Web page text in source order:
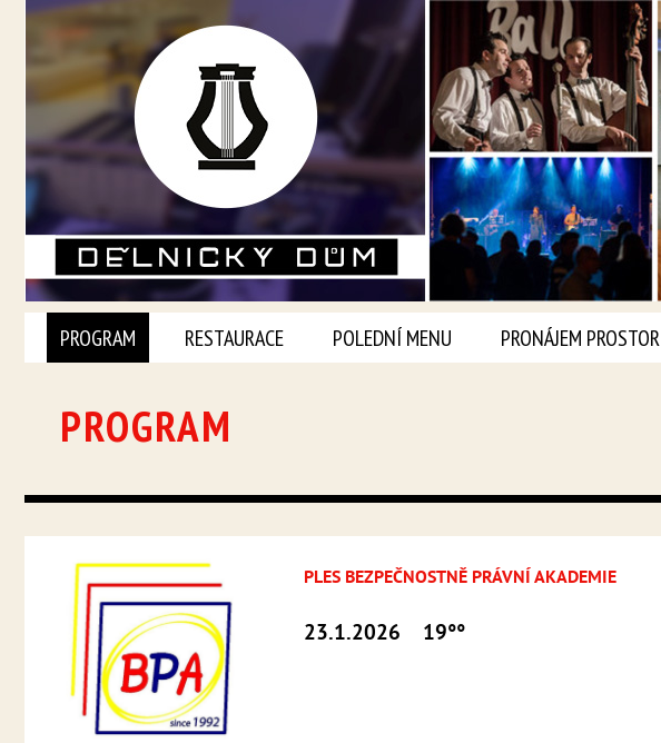
PROGRAM RESTAURACE POLEDNÍ MENU PRONÁJEM PROSTOR
PROGRAM
PLES BEZPEČNOSTNĚ PRÁVNÍ AKADEMIE
23.1.2026 19°°